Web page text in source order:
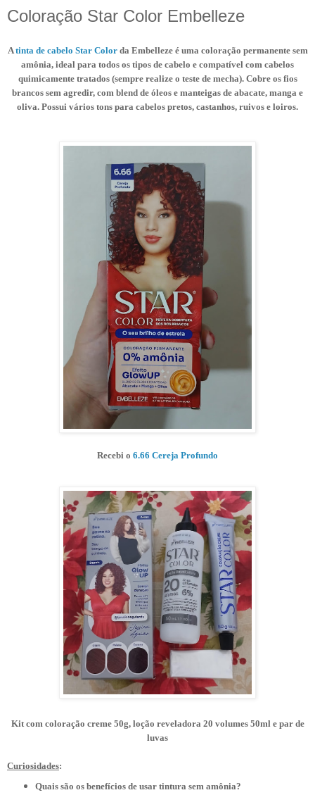
Coloração Star Color Embelleze
Atinta de cabelo Star Colorda Embelleze é uma coloração permanente sem
amônia, ideal para todos os tipos de cabelo e compatível com cabelos
quimicamente tratados (sempre realize o teste de mecha). Cobre os fios
brancos sem agredir, com blend de óleos e manteigas de abacate, manga e
oliva. Possui vários tons para cabelos pretos, castanhos, ruivos e loiros.
Recebi o 6.66 Cereja Profundo
Kit com coloração creme 50g, loção reveladora 20 volumes 50ml e par de
luvas
Curiosidades:
Quais são os benefícios de usar tintura sem amônia?